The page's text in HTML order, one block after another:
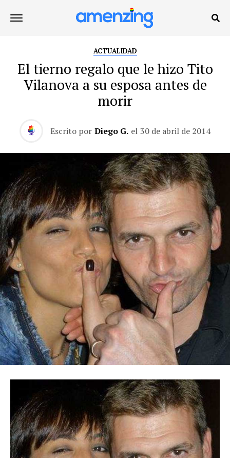
ACTUALIDAD
El tierno regalo que le hizo Tito
Vilanova a su esposa antes de
morir
Escrito por Diego G. el 30 de abril de 2014